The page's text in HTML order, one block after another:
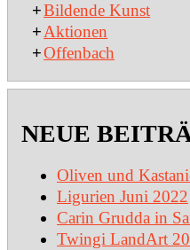
+Bildende Kunst
+Aktionen
+Offenbach
NEUE
Oliven und
Ligurien Juni 2022
Carin Grudda in
Twingi LandArt